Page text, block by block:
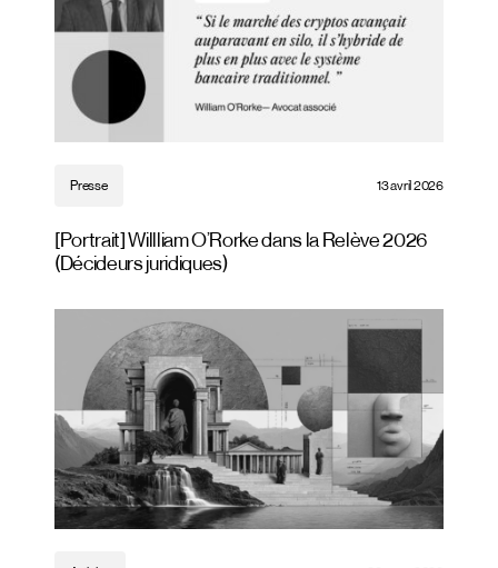
Presse 13 avril 2026
[Portrait] Willliam O’Rorke dans la Relève 2026
(Décideurs juridiques)